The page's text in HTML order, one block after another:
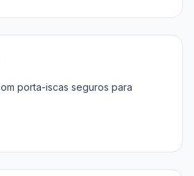
porta-iscas seguros para